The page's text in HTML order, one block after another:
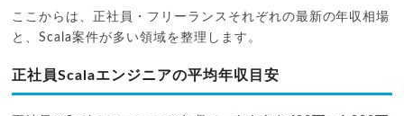
ここからは、正社員・フリーランスそれぞれの最新の年収相場
と、Scala案件が多い領域を整理します。
正社員Scalaエンジニアの平均年収目安